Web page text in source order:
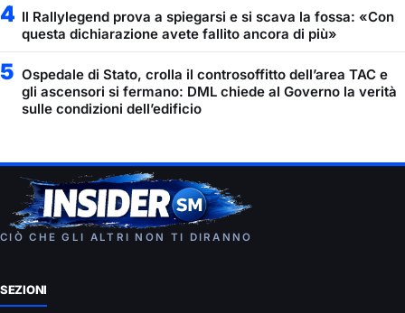
4 Il Rallylegend prova a spiegarsi e si scava la fossa: «Con
questa dichiarazione avete fallito ancora di più»
5 Ospedale di Stato, crolla il controsoffitto dell’area TAC e
gli ascensori si fermano: DML chiede al Governo la verità
sulle condizioni dell’edificio
CIÒ CHE GLI ALTRI NON TI DIRANNO
SEZIONI